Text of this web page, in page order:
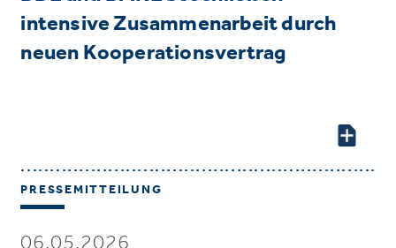
intensive Zusammenarbeit durch
neuen Kooperationsvertrag
PRESSEMITTEILUNG
06.05.2026